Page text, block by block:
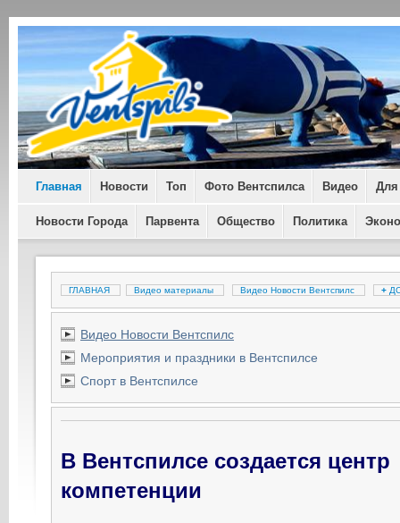
Главная Новости Топ Фото Вентспилса Видео Для
Новости Города Парвента Общество Политика
ГЛАВНАЯ Видео материалы Видео Новости Вентспилс +
Видео Новости Вентспилс
Мероприятия и праздники в Вентспилсе
Спорт в Вентспилсе
В Вентспилсе создается центр
компетенции